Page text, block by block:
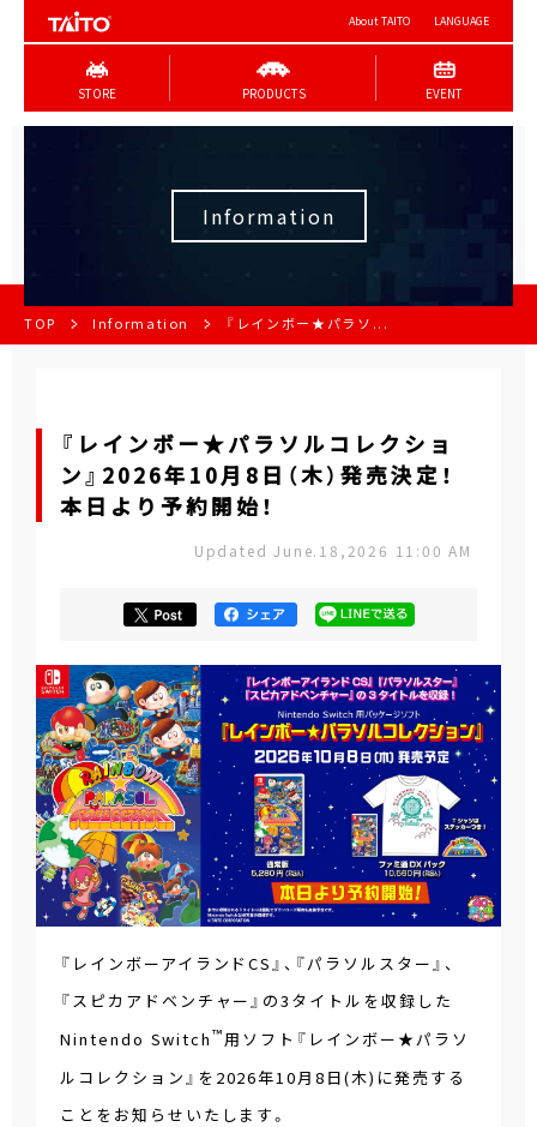
About TAITO LANGUAGE
STORE PRODUCTS EVENT
Information
TOP Information 『レインボー★パラソ...
『レインボー★パラソルコレクショ
ン』2026年10月8日（木）発売決定！
本日より予約開始！
Updated June.18,2026 11:00 AM
『レインボーアイランドCS』、『パラソルスター』、
『スピカアドベンチャー』の3タイトルを収録した
Nintendo Switch ™用ソフト『レインボー★パラソ
ルコレクション』を 2026年10月8日(木) に発売する
ことをお知らせいたします。